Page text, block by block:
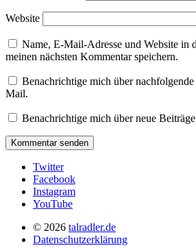
Website
Name, E-Mail-Adresse und Website in
meinen nächsten Kommentar speichern.
Benachrichtige mich über
Mail.
Benachrichtige mich über neue
Twitter
Facebook
Instagram
YouTube
© 2026 talradler.de
Datenschutzerklärung